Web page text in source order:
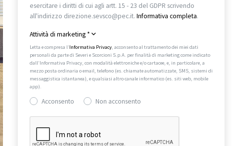
esercitare i diritti di cui agli artt. 15 - 23 del GDPR scrivendo
all'indirizzo direzione.sevsco@pec.it. Informativa completa.
Attività di marketing *
Letta e compresa l’Informativa Privacy, acconsento al trattamento dei miei dati
personali da parte di Severi e Scorcioni S.p.A. per finalità di marketing come indicato
dall’Informativa Privacy, con modalità elettroniche e/o cartacee, e, in particolare, a
mezzo posta ordinaria o email, telefono (es. chiamate automatizzate, SMS, sistemi di
messaggistica istantanea), e qualsiasi altro canale informatico (es. siti web, mobile
app).
Acconsento Non acconsento